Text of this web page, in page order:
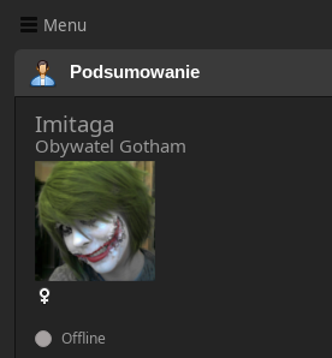
Menu
Podsumowanie
Imitaga
Obywatel Gotham
Offline